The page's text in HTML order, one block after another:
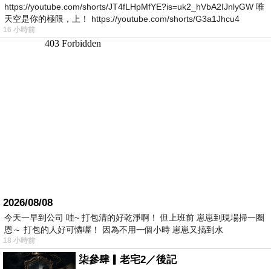
https://youtube.com/shorts/JT4fLHpMfYE?is=uk2_hVbA2IJnlyGW 唯
天空是你的極限，上！ https://youtube.com/shorts/G3a1Jhcu4
16 小時前
2026/08/08
今天一早到公司 哇~ 打包清的好乾淨啊！ 但上班前 崽崽到現場掃一圈
恩～ 打包的人好可憐喔！ 因為不用一個小時 崽崽又搞到水
18 小時前
柒參肆▎老宅2／後記